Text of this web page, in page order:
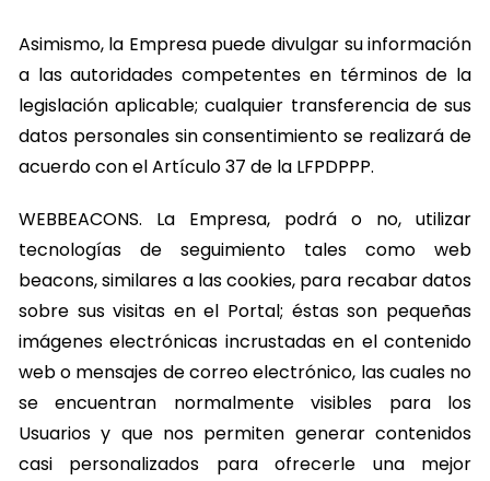
Asimismo, la Empresa puede divulgar su información
a las autoridades competentes en términos de la
legislación aplicable; cualquier transferencia de sus
datos personales sin consentimiento se realizará de
acuerdo con el Artículo 37 de la LFPDPPP.
WEBBEACONS. La Empresa, podrá o no, utilizar
tecnologías de seguimiento tales como web
beacons, similares a las cookies, para recabar datos
sobre sus visitas en el Portal; éstas son pequeñas
imágenes electrónicas incrustadas en el contenido
web o mensajes de correo electrónico, las cuales no
se encuentran normalmente visibles para los
Usuarios y que nos permiten generar contenidos
casi personalizados para ofrecerle una mejor